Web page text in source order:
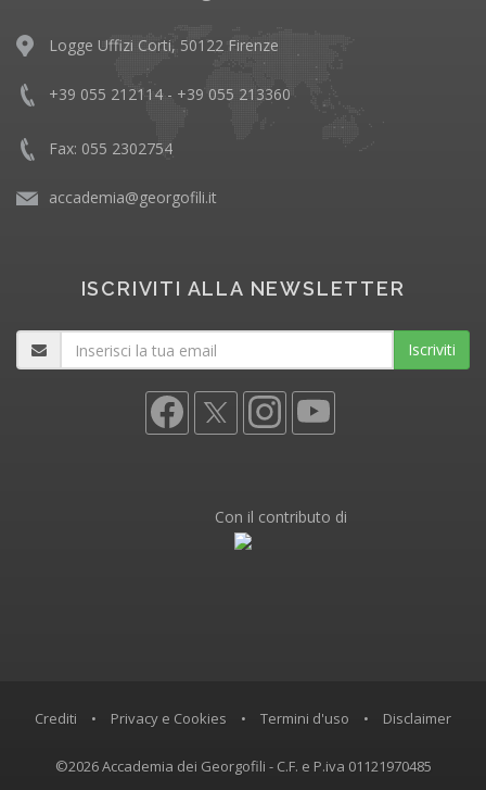
Logge Uffizi Corti, 50122 Firenze
+39 055 212114 - +39 055 213360
Fax: 055 2302754
accademia@georgofili.it
ISCRIVITI ALLA NEWSLETTER
Iscriviti
Con il contributo di
Crediti • Privacy e Cookies • Termini d'uso • Disclaimer
©2026 Accademia dei Georgofili - C.F. e P.iva 01121970485